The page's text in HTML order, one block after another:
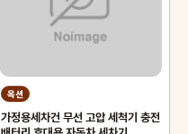
옥션
가정용세차건 무선 고압 세척기 충전